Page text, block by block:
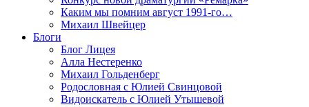
Каким мы помним август 1991-го…
Михаил Швейцер
Блоги
Блог Лицея
Алла Нестеренко
Михаил Гольденберг
Родословная с Юлией Свинцовой
Видоискатель с Юлией Утышевой